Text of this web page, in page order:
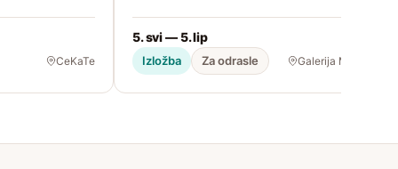
CeKaTe
5. svi — 5. lip
Izložba Za odrasle Galerija Modulor